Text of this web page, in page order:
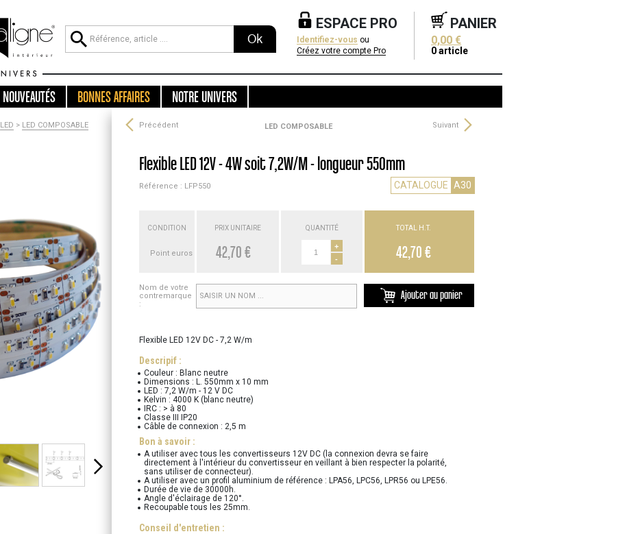
Ok
ESPACE PRO
Identifiez-vous ou
Créez votre compte Pro
PANIER
0,00 €
0article
NOUVEAUTÉS BONNES AFFAIRES NOTRE UNIVERS
LED > LED COMPOSABLE Précédent LED COMPOSABLE Suivant
Flexible LED 12V - 4W soit 7,2W/M - longueur 550mm
Référence : LFP550 CATALOGUE A30
CONDITION
Point euros
PRIX UNITAIRE
42,70 €
QUANTITÉ
+
-
TOTAL H.T.
42,70 €
Nom de votre
contremarque
:
Ajouter au panier
Flexible LED 12V DC - 7,2 W/m
Descripif :
Couleur : Blanc neutre
Dimensions : L. 550mm x 10 mm
LED : 7,2 W/m - 12 V DC
Kelvin : 4000 K (blanc neutre)
IRC : > à 80
Classe III IP20
Câble de connexion : 2,5 m
Bon à savoir :
A utiliser avec tous les convertisseurs 12V DC (la connexion devra se faire
directement à l'intérieur du convertisseur en veillant à bien respecter la polarité,
sans utiliser de connecteur).
A utiliser avec un profil aluminium de référence : LPA56, LPC56, LPR56 ou LPE56.
Durée de vie de 30000h.
Angle d'éclairage de 120°.
Recoupable tous les 25mm.
Conseil d'entretien :